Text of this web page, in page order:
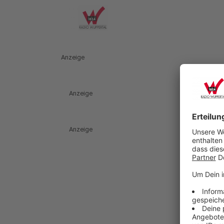
Anzeige
Anzeige
Anzeige